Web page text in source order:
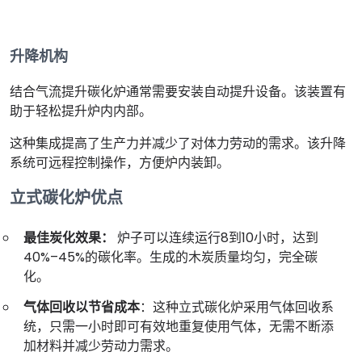
升降机构
结合气流提升碳化炉通常需要安装自动提升设备。该装置有
助于轻松提升炉内内部。
这种集成提高了生产力并减少了对体力劳动的需求。该升降
系统可远程控制操作，方便炉内装卸。
立式碳化炉优点
最佳炭化效果：
炉子可以连续运行8到10小时，达到
40%–45%的碳化率。生成的木炭质量均匀，完全碳
化。
气体回收以节省成本：这种立式碳化炉采用气体回收系
统，只需一小时即可有效地重复使用气体，无需不断添
加材料并减少劳动力需求。